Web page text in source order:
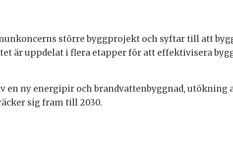
större byggprojekt och syftar till att
är uppdelat i flera etapper för att effektivisera
en ny energipir och brandvattenbyggnad, utökning
sig fram till 2030.